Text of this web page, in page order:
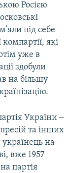
Росією
під себе
які
уже в
здобули
на більшу
України ‒
та інших
на
вже 1957
партія